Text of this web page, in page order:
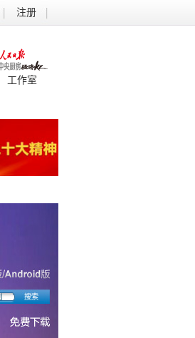
注册
工作室